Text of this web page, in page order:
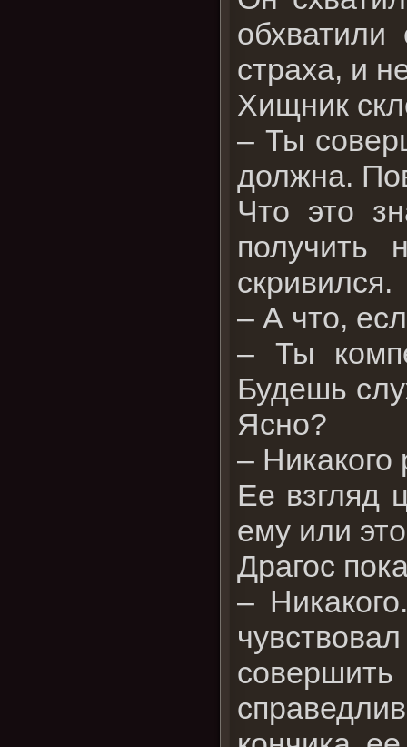
страха, и
Хищник
– Ты
должна.
Что это
получить
скривился.
– А что,
– Ты
Будешь
Ясно?
– Никакого
Ее взгляд
ему или
Драгос
–